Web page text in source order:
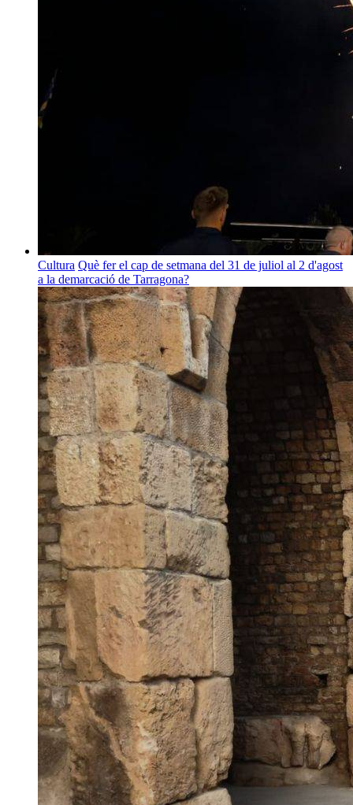
Cultura Què fer el cap de setmana del 31 de juliol al 2 d'agost
a la demarcació de Tarragona?